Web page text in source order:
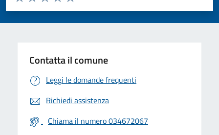
Valuta 5 stelle su 5
Valuta 4 stelle su 5
Valuta 3 stelle su 5
Valuta 2 stelle su 5
Valuta 1 stelle su 5
Contatta il comune
Leggi le domande frequenti
Richiedi assistenza
Chiama il numero 034672067